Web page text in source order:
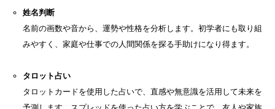
姓名判断
名前の画数や音から、運勢や性格を分析します。初学者にも取り組
みやすく、家庭や仕事での人間関係を探る手助けになり得ます。
タロット占い
タロットカードを使用した占いで、直感や無意識を活用して未来を
予測します。スプレッドを使った占い方を学ぶことで、友人や家族